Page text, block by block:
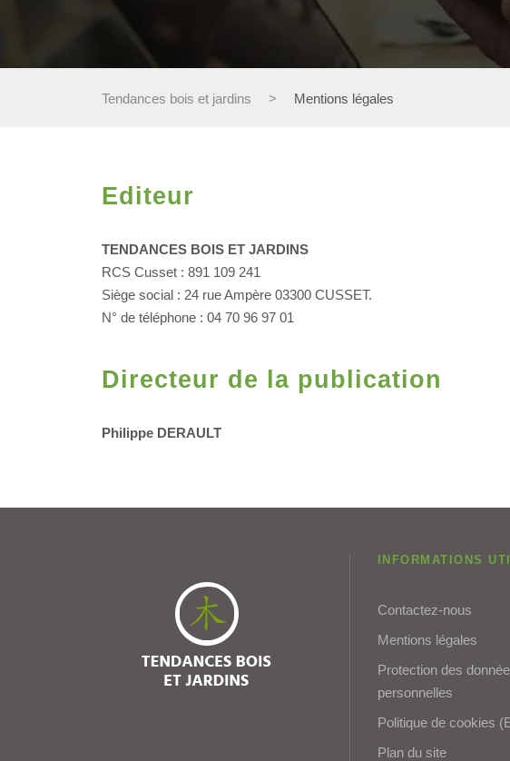
Tendances bois et jardins > Mentions légales
Editeur
TENDANCES BOIS ET JARDINS
RCS Cusset : 891 109 241
Siège social : 24 rue Ampère 03300 CUSSET.
N° de téléphone : 04 70 96 97 01
Directeur de la publication
Philippe DERAULT
INFORMATIONS
Contactez-nous
Mentions légales
Protection des
personnelles
Politique de cookies
Plan du site